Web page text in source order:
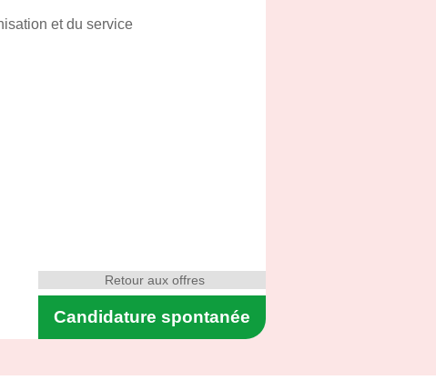
et du service
Candidature spontanée
Retour aux offres